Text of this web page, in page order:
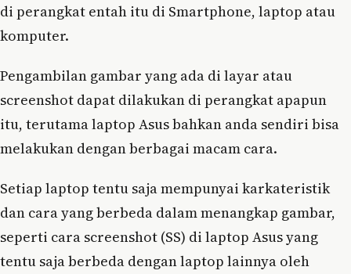
di perangkat entah itu di Smartphone, laptop atau
komputer.
Pengambilan gambar yang ada di layar atau
screenshot dapat dilakukan di perangkat apapun
itu, terutama laptop Asus bahkan anda sendiri bisa
melakukan dengan berbagai macam cara.
Setiap laptop tentu saja mempunyai karkateristik
dan cara yang berbeda dalam menangkap gambar,
seperti cara screenshot (SS) di laptop Asus yang
tentu saja berbeda dengan laptop lainnya oleh